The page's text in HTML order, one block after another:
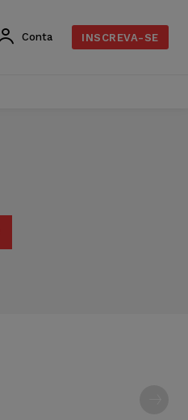
Conta INSCREVA-SE